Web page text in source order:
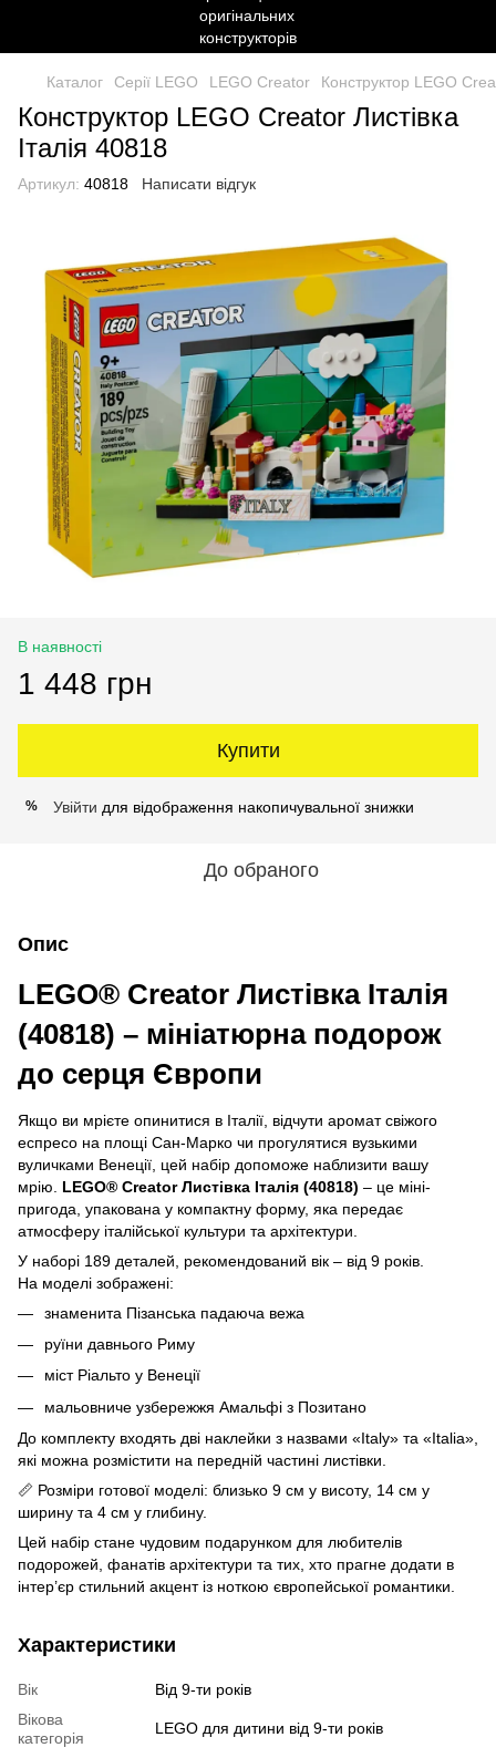
Каталог Серії LEGO LEGO Creator Конструктор LEGO
Конструктор LEGO Creator Листівка
Італія 40818
Артикул: 40818 Написати відгук
В наявності
1 448 грн
Купити
% Увійти для відображення накопичувальної знижки
До обраного
Опис
LEGO® Creator Листівка Італія
(40818) – мініатюрна подорож
до серця Європи
Якщо ви мрієте опинитися в Італії, відчути аромат свіжого
еспресо на площі Сан-Марко чи прогулятися вузькими
вуличками Венеції, цей набір допоможе наблизити вашу
мрію. LEGO® Creator Листівка Італія (40818) – це міні-
пригода, упакована у компактну форму, яка передає
атмосферу італійської культури та архітектури.
У наборі 189 деталей, рекомендований вік – від 9 років.
На моделі зображені:
знаменита Пізанська падаюча вежа
руїни давнього Риму
міст Ріальто у Венеції
мальовниче узбережжя Амальфі з Позитано
До комплекту входять дві наклейки з назвами «Italy» та «Italia»,
які можна розмістити на передній частині листівки.
📏 Розміри готової моделі: близько 9 см у висоту, 14 см у
ширину та 4 см у глибину.
Цей набір стане чудовим подарунком для любителів
подорожей, фанатів архітектури та тих, хто прагне додати в
інтер’єр стильний акцент із ноткою європейської романтики.
Характеристики
Вік
Від 9-ти років
Вікова
категорія
LEGO для дитини від 9-ти років